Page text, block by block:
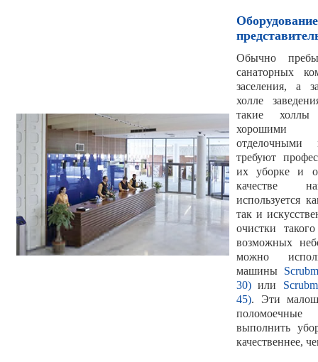
Обычно
санаторных
заселения, а
холле
такие холлы
хорошими
отделочными
требуют
их уборке и
качестве
используется
так и
очистки
возможных
можно
машины
30) или
45). Эти
выполнить
качественнее,